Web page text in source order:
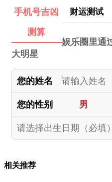
手机号吉凶
测算
财运测试
娱乐圈里通
大明星
您的姓名
您的性别 男
相关推荐